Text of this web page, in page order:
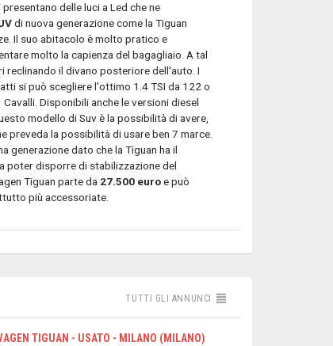
delle luci a Led che ne
di nuova generazione come la Tiguan
Il suo abitacolo è molto pratico e
molto la capienza del bagagliaio. A tal
reclinando il divano posteriore dell'auto. I
si può scegliere l'ottimo 1.4 TSI da 122 o
Disponibili anche le versioni diesel
modello di Suv è la possibilità di avere,
preveda la possibilità di usare ben 7 marce.
generazione dato che la Tiguan ha il
poter disporre di stabilizzazione del
Tiguan parte da 27.500 euroe può
più accessoriate.
TUTTI GLI ANNUNCI
TIGUAN - USATO - MILANO (MILANO)